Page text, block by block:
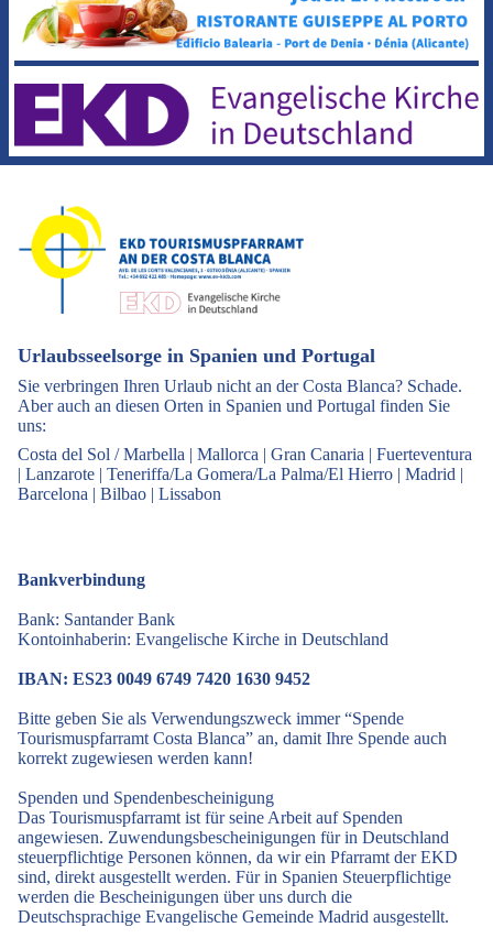
Urlaubsseelsorge in Spanien und Portugal
Sie verbringen Ihren Urlaub nicht an der Costa Blanca? Schade.
Aber auch an diesen Orten in Spanien und Portugal finden Sie
uns:
Costa del Sol / Marbella | Mallorca | Gran Canaria | Fuerteventura
| Lanzarote | Teneriffa/La Gomera/La Palma/El Hierro | Madrid |
Barcelona | Bilbao | Lissabon
Bankverbindung
Bank: Santander Bank
Kontoinhaberin: Evangelische Kirche in Deutschland
IBAN: ES23 0049 6749 7420 1630 9452
Bitte geben Sie als Verwendungszweck immer “Spende
Tourismuspfarramt Costa Blanca” an, damit Ihre Spende auch
korrekt zugewiesen werden kann!
Spenden und Spendenbescheinigung
Das Tourismuspfarramt ist für seine Arbeit auf Spenden
angewiesen. Zuwendungsbescheinigungen für in Deutschland
steuerpflichtige Personen können, da wir ein Pfarramt der EKD
sind, direkt ausgestellt werden. Für in Spanien Steuerpflichtige
werden die Bescheinigungen über uns durch die
Deutschsprachige Evangelische Gemeinde Madrid ausgestellt.